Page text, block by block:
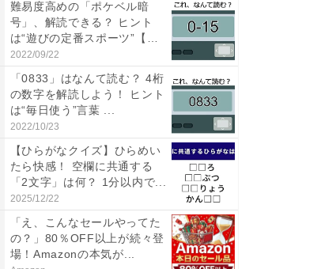
難易度高めの「ポケベル暗
号」、解読できる？ ヒント
は“遊びの定番スポーツ”【ポ
ケ...
2022/09/22
「0833」はなんて読む？ 4桁
の数字を解読しよう！ ヒント
は“毎日使う”言葉 ...
2022/10/23
【ひらがなクイズ】ひらめい
たら快感！ 空欄に共通する
「2文字」は何？ 1分以内で...
2025/12/22
「え、こんなセールやってた
の？」80％OFF以上が続々登
場！Amazonの本気が...